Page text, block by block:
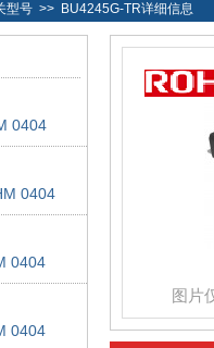
型号 >> BU4245G-TR详细信息
0404
0404
0404
0404
图片